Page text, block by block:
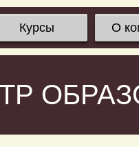
Курсы О